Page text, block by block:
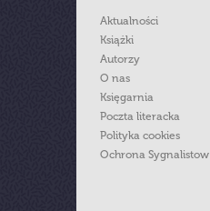
Aktualności
Książki
Autorzy
O nas
Księgarnia
Poczta literacka
Polityka cookies
Ochrona Sygnalistow